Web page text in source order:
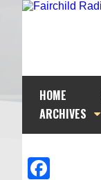
HOME
ARCHIVES